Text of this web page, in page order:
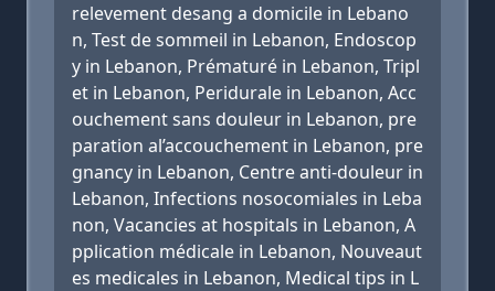
relevement desang a domicile in Lebano
n, Test de sommeil in Lebanon, Endoscop
y in Lebanon, Prématuré in Lebanon, Tripl
et in Lebanon, Peridurale in Lebanon, Acc
ouchement sans douleur in Lebanon, pre
paration al’accouchement in Lebanon, pre
gnancy in Lebanon, Centre anti-douleur in
Lebanon, Infections nosocomiales in Leba
non, Vacancies at hospitals in Lebanon, A
pplication médicale in Lebanon, Nouveaut
es medicales in Lebanon, Medical tips in L